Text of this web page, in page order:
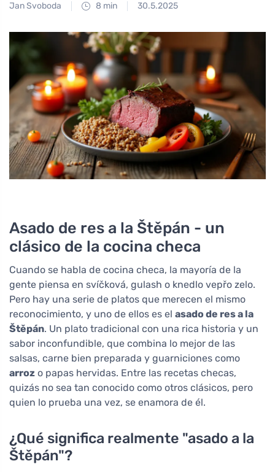
Jan Svoboda 8 min 30.5.2025
Asado de res a la Štěpán - un
clásico de la cocina checa
Cuando se habla de cocina checa, la mayoría de la
gente piensa en svíčková, gulash o knedlo vepřo zelo.
Pero hay una serie de platos que merecen el mismo
reconocimiento, y uno de ellos es el asado de res a la
Štěpán. Un plato tradicional con una rica historia y un
sabor inconfundible, que combina lo mejor de las
salsas, carne bien preparada y guarniciones como
arroz o papas hervidas. Entre las recetas checas,
quizás no sea tan conocido como otros clásicos, pero
quien lo prueba una vez, se enamora de él.
¿Qué significa realmente "asado a la
Štěpán"?